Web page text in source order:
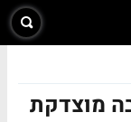
מוצדקת